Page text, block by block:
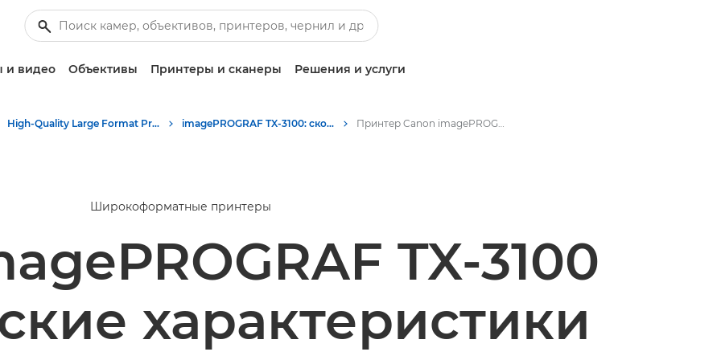
и видео Объективы Принтеры и сканеры Решения и услуги
High-Quality Large Format Printers for CAD/GIS and Stunning Graphics imagePROGRAF TX-3100: скорость и качество широкоформатной печати Принтер Canon imagePROGRAF TX 3100 - Технические характеристики
Широкоформатные принтеры
TX-3100
характеристики